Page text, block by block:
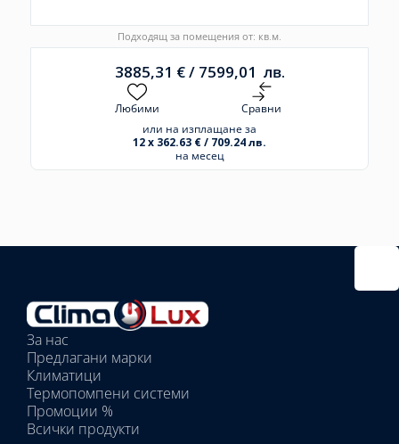
Подходящ за помещения от: кв.м.
3885,31 €/ 7599,01 лв.
Любими
Сравни
или на изплащане за
12 x 362.63 € / 709.24 лв.
на месец
Избрани
вътрешни
тела:
Избрано
тяло:
За нас
Предлагани марки
Климатици
Термопомпени системи
Промоции %
Всички продукти